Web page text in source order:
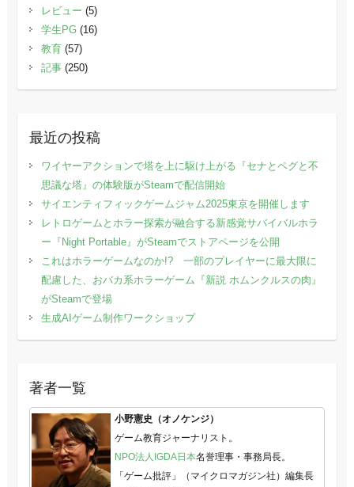
レビュー (5)
学生PG(16)
教育(57)
記事(250)
最近の投稿
ワイヤーアクションで塔を上に駆け上がる『セナとペグと不
思議な塔』の体験版がSteamで配信開始
サイエンティフィックゲームジャム2025東京を開催します
レトロゲームとホラー探索が融合する新感覚サバイバルホラ
ー『Night Portable』がSteamでストアページを公開
これはホラーゲームなのか!? 一部のプレイヤーに最大限に
配慮した、おバカ系ホラーゲーム『新説 ホムンクルスの肉』
がSteamで登場
生成AIゲーム制作ワークショップ
著者一覧
小野憲史（オノケンジ）
ゲーム教育ジャーナリスト。
NPO法人IGDA日本名誉理事・事務局長。
「ゲーム批評」（マイクロマガジン社）編集長